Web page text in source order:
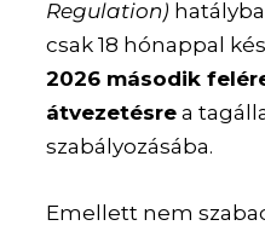
Regulation)
csak 18 hónappal
2026 második
átvezetésre a
szabályozásába.
Emellett nem